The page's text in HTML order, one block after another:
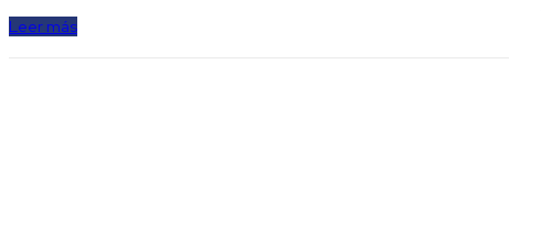
Leer más